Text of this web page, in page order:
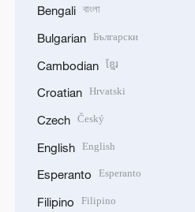
Bengali বাংলা
Bulgarian Български
Cambodian ខ្មែរ
Croatian Hrvatski
Czech Český
English English
Esperanto Esperanto
Filipino Filipino